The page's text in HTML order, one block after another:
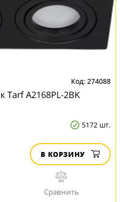
274088
Tarf A2168PL-2BK
5172 шт.
В КОРЗИНУ